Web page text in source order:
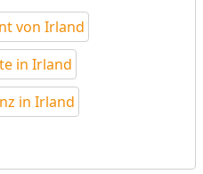
von Irland
in Irland
in Irland